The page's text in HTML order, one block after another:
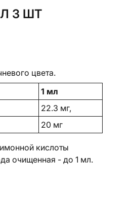
3 ШТ
цвета.
1 мл
22.3 мг,
20 мг
кислоты
очищенная - до 1 мл.